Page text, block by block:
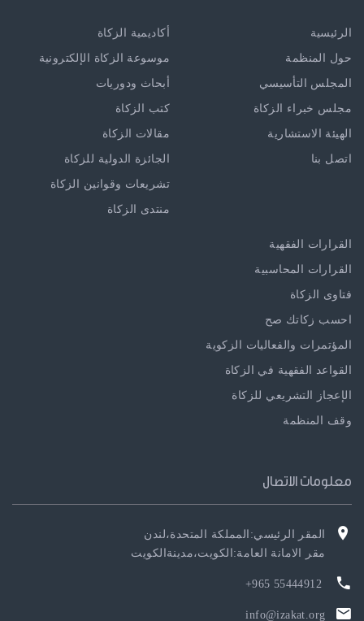
الرئيسية
حول المنظمة
المجلس التأسيسي
مجلس خبراء الزكاة
الهيئة الاستشارية
اتصل بنا
أكاديمية الزكاة
موسوعة الزكاة الإلكترونية
أبحاث ودوريات
كتب الزكاة
مقالات الزكاة
الجائزة الدولية للزكاة
تشريعات وقوانين الزكاة
منتدى الزكاة
القرارات الفقهية
القرارات المحاسبية
فتاوى الزكاة
احسب زكاتك صح
المؤتمرات والفعاليات الزكوية
القواعد الفقهية في الزكاة
الإعجاز التشريعي للزكاة
وقف المنظمة
معلومات الاتصال
المقر الرئيسي:المملكة المتحدة،لندن
مقر الامانة العامة:الكويت،مدينةالكويت
55444912 965+
info@izakat.org